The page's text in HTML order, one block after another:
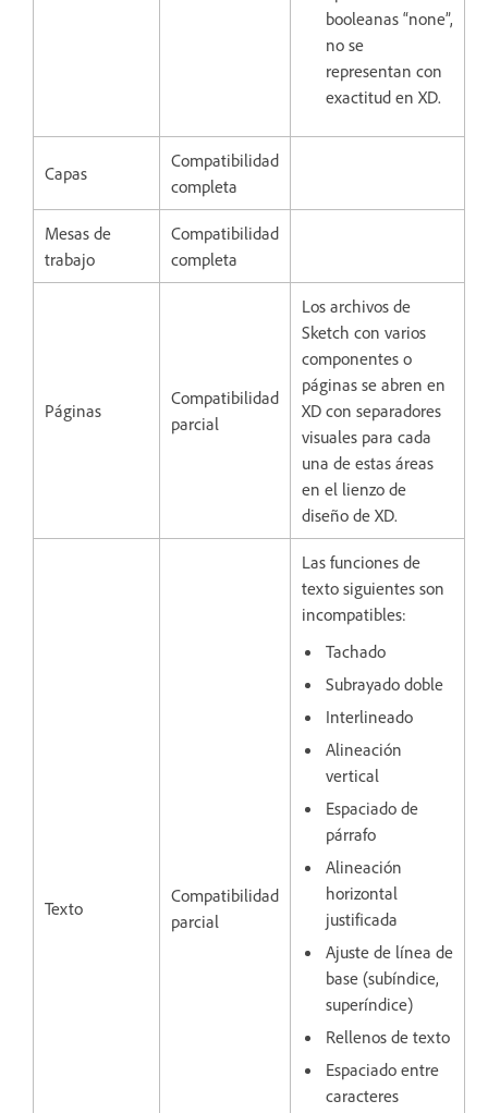
booleanas “none”,
no se
representan con
exactitud en XD.
Capas
Compatibilidad
completa
Mesas de
trabajo
Compatibilidad
completa
Páginas
Compatibilidad
parcial
Los archivos de
Sketch con varios
componentes o
páginas se abren en
XD con separadores
visuales para cada
una de estas áreas
en el lienzo de
diseño de XD.
Texto
Compatibilidad
parcial
Las funciones de
texto siguientes son
incompatibles:
Tachado
Subrayado doble
Interlineado
Alineación
vertical
Espaciado de
párrafo
Alineación
horizontal
justificada
Ajuste de línea de
base (subíndice,
superíndice)
Rellenos de texto
Espaciado entre
caracteres